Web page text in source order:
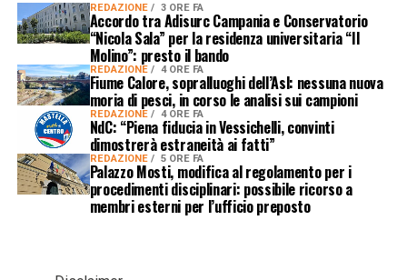
REDAZIONE 3 ORE FA
Accordo tra Adisurc Campania e Conservatorio
“Nicola Sala” per la residenza universitaria “Il
Molino”: presto il bando
REDAZIONE 4 ORE FA
Fiume Calore, sopralluoghi dell’Asl: nessuna nuova
moria di pesci, in corso le analisi sui campioni
REDAZIONE 4 ORE FA
NdC: “Piena fiducia in Vessichelli, convinti
dimostrerà estraneità ai fatti”
REDAZIONE 5 ORE FA
Palazzo Mosti, modifica al regolamento per i
procedimenti disciplinari: possibile ricorso a
membri esterni per l’ufficio preposto